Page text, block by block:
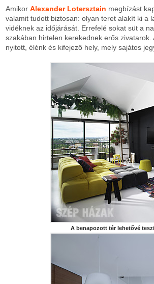
Amikor Alexander Lotersztain megbízást
valamit tudott biztosan: olyan teret alakít ki a
vidéknek az időjárását. Errefelé sokat süt a
szakában hirtelen kerekednek erős
nyitott, élénk és kifejező hely, mely sajátos
A benapozott tér lehetővé